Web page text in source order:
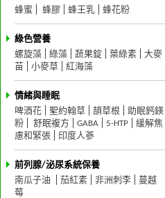
蜂蜜
蜂膠 蜂王乳 蜂花粉
綠色營養
螺旋藻
綠藻 蔬果錠 葉綠素
大麥
苗
小麥草 紅海藻
情緒與睡眠
啤酒花
聖約翰草 頡草根
助眠鈣鎂
粉
舒眠複方 GABA 5-HTP
緩解焦
慮和緊張
印度人蔘
前列腺/泌尿系統保養
南瓜子油
茄紅素 非洲刺李
蔓越
莓